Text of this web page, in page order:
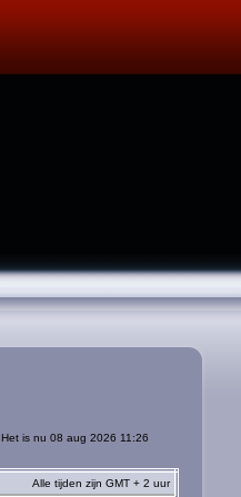
Het is nu 08 aug 2026 11:26
Alle tijden zijn GMT + 2 uur